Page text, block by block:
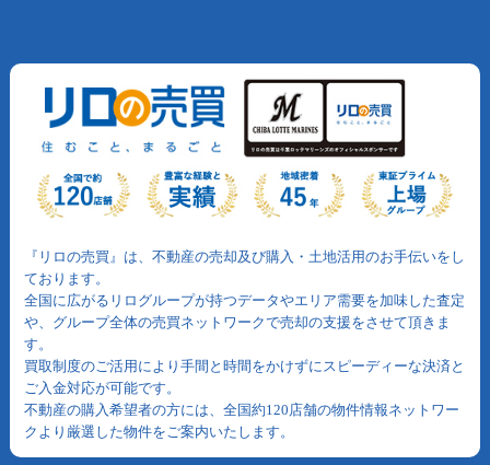
『リロの売買』は、不動産の売却及び購入・土地活用のお手伝いをし
ております。
全国に広がるリログループが持つデータやエリア需要を加味した査定
や、グループ全体の売買ネットワークで売却の支援をさせて頂きま
す。
買取制度のご活用により手間と時間をかけずにスピーディーな決済と
ご入金対応が可能です。
不動産の購入希望者の方には、全国約120店舗の物件情報ネットワー
クより厳選した物件をご案内いたします。